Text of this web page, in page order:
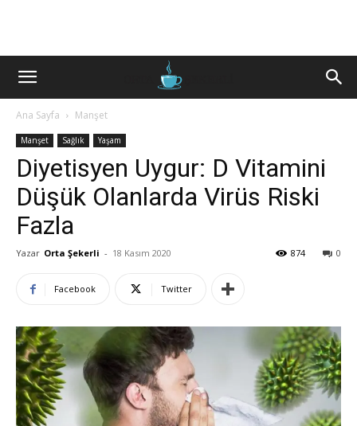
Ana Sayfa Manşet
Manşet Sağlık Yaşam
Diyetisyen Uygur: D Vitamini
Düşük Olanlarda Virüs Riski
Fazla
Yazar Orta Şekerli - 18 Kasım 2020 0
874
Facebook Twitter